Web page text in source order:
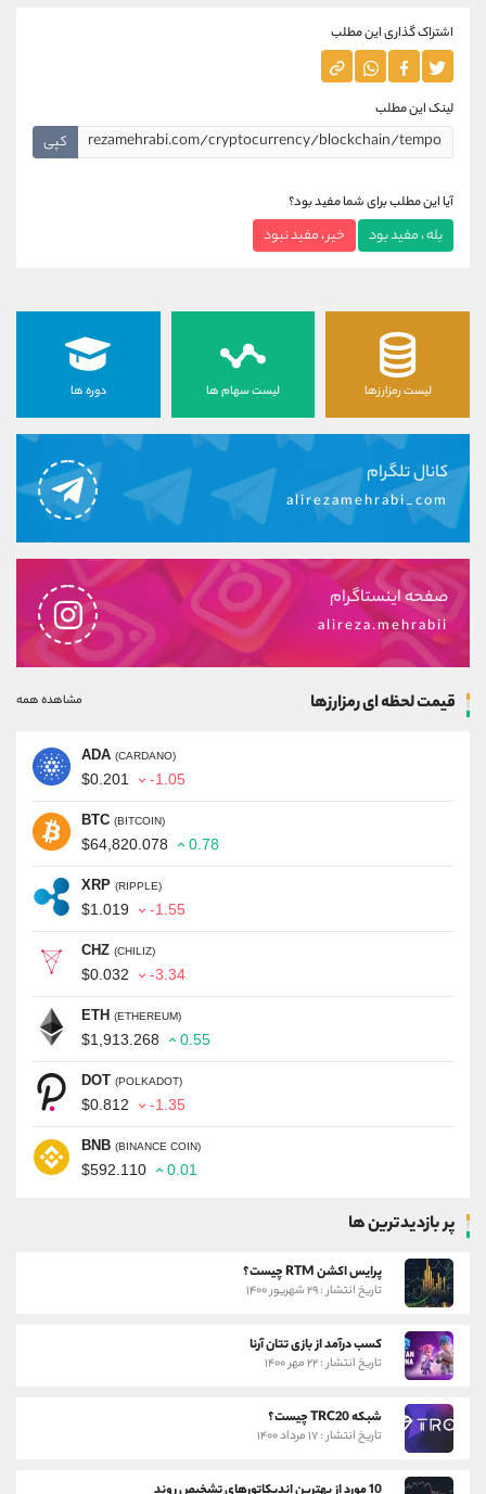
اشتراک گذاری این مطلب
لینک این مطلب
کپی
آیا این مطلب برای شما مفید بود؟
بله ، مفید بود خیر ، مفید نبود
لیست رمزارزها لیست سهام ها دوره ها
کانال تلگرام
alirezamehrabi_com
صفحه اینستاگرام
alireza.mehrabii
قیمت لحظه ای رمزارزها مشاهده همه
ADA (CARDANO)
$0.201 -1.05
BTC (BITCOIN)
$64,820.078 0.78
XRP (RIPPLE)
$1.019 -1.55
CHZ (CHILIZ)
$0.032 -3.34
ETH (ETHEREUM)
$1,913.268 0.55
DOT (POLKADOT)
$0.812 -1.35
BNB (BINANCE COIN)
$592.110 0.01
پر بازدیدترین ها
پرایس اکشن RTM چیست؟
تاریخ انتشار : ۲۹ شهریور ۱۴۰۰
کسب درآمد از بازی تتان آرنا
تاریخ انتشار : ۲۲ مهر ۱۴۰۰
شبکه TRC20 چیست؟
تاریخ انتشار : ۱۷ مرداد ۱۴۰۰